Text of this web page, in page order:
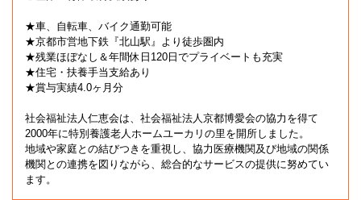
★車、自転車、バイク通勤可能
★京都市営地下鉄『北山駅』より徒歩圏内
★残業ほぼなし＆年間休日120日でプライベートも充実
★住宅・扶養手当支給あり
★賞与実績4.0ヶ月分
社会福祉法人仁恵会は、社会福祉法人京都博愛会の協力を得て
2000年に特別養護老人ホームユーカリの里を開所しました。
地域や家庭との結びつきを重視し、協力医療機関及び地域の関係
機関との連携を図りながら、総合的なサービスの提供に努めてい
ます。